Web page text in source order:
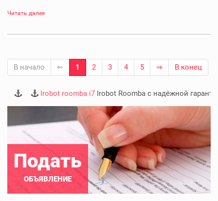
Читать далее
В начало ⇐ 1 2 3 4 5 ⇒ В конец
Irobot roomba i7 Irobot Roomba с надёжной
Подать
ОБЪЯВЛЕНИЕ